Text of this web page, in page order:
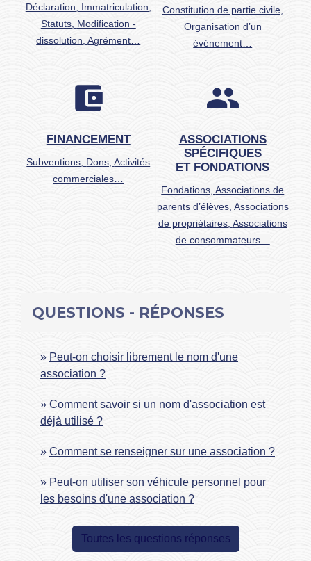
Déclaration, Immatriculation,
Statuts, Modification -
dissolution,Agrément…
Constitution de partie civile,
Organisation d’un
événement…
account_balance_wallet
FINANCEMENT
Subventions, Dons,Activités
commerciales…
group
ASSOCIATIONS
SPÉCIFIQUES
ET FONDATIONS
Fondations,Associations de
parents d’élèves, Associations
de propriétaires, Associations
de consommateurs…
QUESTIONS - RÉPONSES
Peut-on choisir librement le nom d'une
association ?
Comment savoir si un nom d'association est
déjà utilisé ?
Comment se renseigner sur une association ?
Peut-on utiliser son véhicule personnel pour
les besoins d'une association ?
Toutes les questions réponses